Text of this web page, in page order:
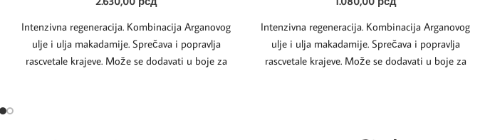
Intenzivna regeneracija. Kombinacija Arganovog
ulje i ulja makadamije. Sprečava i popravlja
rascvetale krajeve. Može se dodavati u boje za
Intenzivna regeneracija. Kombinacija Arganovog
ulje i ulja makadamije. Sprečava i popravlja
rascvetale krajeve. Može se dodavati u boje za